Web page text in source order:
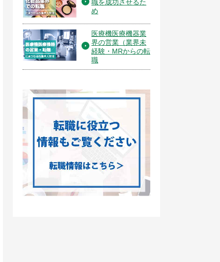
職を成功させるた
め
医療機医療機器業
界の営業（業界未
経験・MRからの転
職